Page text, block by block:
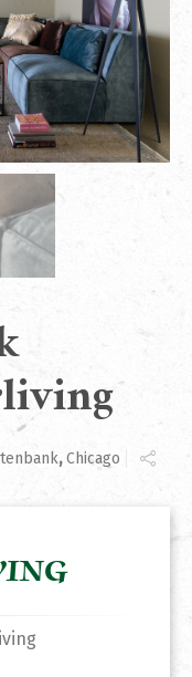
,Chicago